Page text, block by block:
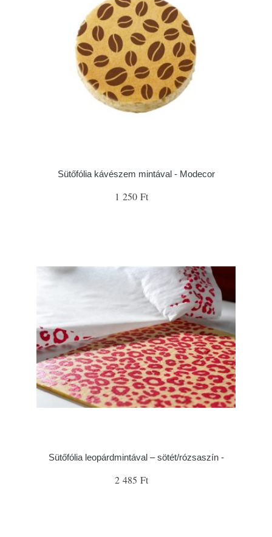
Sütőfólia kávészem mintával - Modecor
1 250 Ft
Sütőfólia leopárdmintával – sötét/rózsaszín -
2 485 Ft